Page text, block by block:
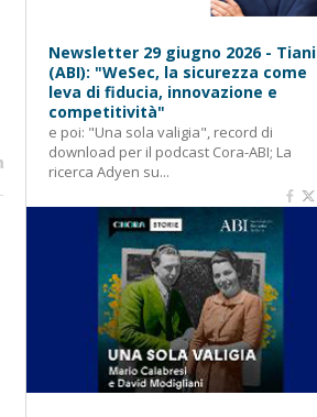
Newsletter 29 giugno 2026 - Tiani
(ABI): "WeSec, la sicurezza come
leva di fiducia, innovazione e
competitività"
e poi: "Una sola valigia", record di
download per il podcast Cora-ABI; La
ricerca Adyen su...